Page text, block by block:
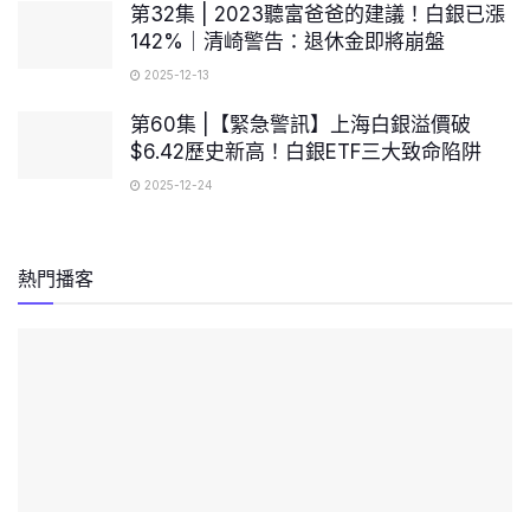
第32集 | 2023聽富爸爸的建議！白銀已漲
142%｜清崎警告：退休金即將崩盤
2025-12-13
第60集 |【緊急警訊】上海白銀溢價破
$6.42歷史新高！白銀ETF三大致命陷阱
2025-12-24
熱門播客